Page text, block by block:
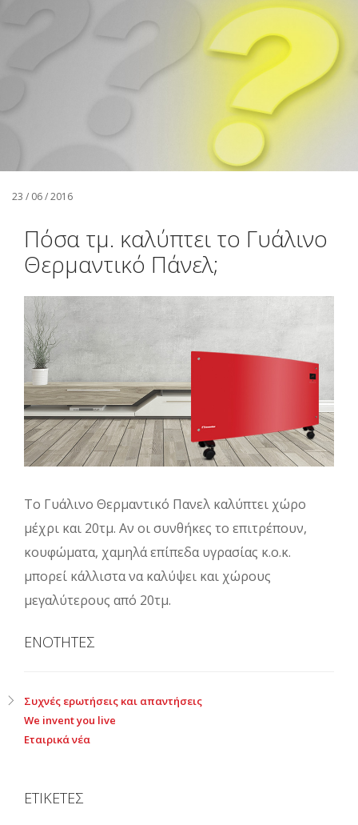
23 / 06 / 2016
Πόσα τμ. καλύπτει το Γυάλινο
Θερμαντικό Πάνελ;
Το Γυάλινο Θερμαντικό Πανελ καλύπτει χώρο
μέχρι και 20τμ. Αν οι συνθήκες το επιτρέπουν,
κουφώματα, χαμηλά επίπεδα υγρασίας κ.ο.κ.
μπορεί κάλλιστα να καλύψει και χώρους
μεγαλύτερους από 20τμ.
ΕΝΟΤΗΤΕΣ
Συχνές ερωτήσεις και απαντήσεις
We invent you live
Εταιρικά νέα
ΕΤΙΚΕΤΕΣ